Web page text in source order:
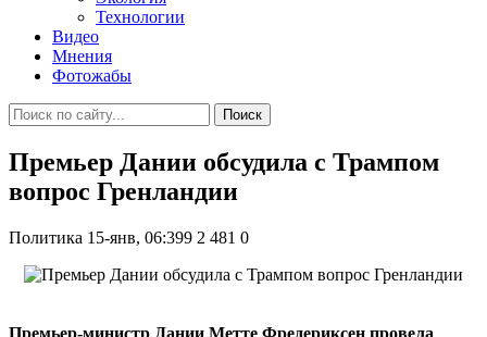
Технологии
Видео
Мнения
Фотожабы
Поиск
Премьер Дании обсудила с Трампом
вопрос Гренландии
Политика 15-янв, 06:399 2 481 0
Премьер-министр Дании Метте Фредериксен провела